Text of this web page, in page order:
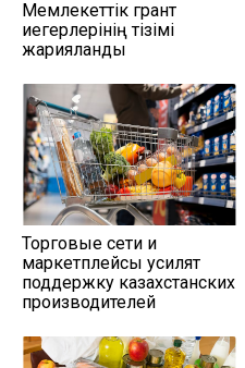
Мемлекеттік грант
иегерлерінің тізімі
жарияланды
Торговые сети и
маркетплейсы усилят
поддержку казахстанских
производителей